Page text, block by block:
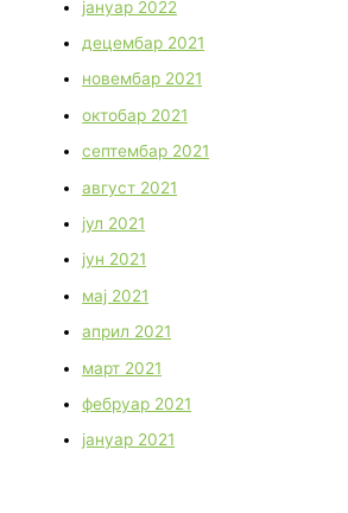
јануар 2022
децембар 2021
новембар 2021
октобар 2021
септембар 2021
август 2021
јул 2021
јун 2021
мај 2021
април 2021
март 2021
фебруар 2021
јануар 2021